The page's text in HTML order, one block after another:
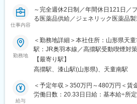
■キャリアパス／評価体制
（1）キャリアパス
可能です。
・昇給1回／最短3年で営業所所長に
・年功序列ではなく、実績と姿勢を見
努力やプロセスもしっかり評価される
（2）半期ごとの評価で、頑張りが収
・評価は半年ごとに実施
仕事内容
～完全週休2日制／年間休日121日／
る医薬品供給／ジェネリック医薬品
■募集背景：
当社は医療に対する貢献を使命として
信頼できる医薬品の供給です。品質
務を行い、その品質を確保していま
し、このたび新たなメンバーを募集し
■職務概要（職務詳細）：
勤務地
＜勤務地詳細＞本社住所：山形県天
駅：JR奥羽本線／高擶駅受動喫煙対
囲：無
【最寄り駅】
高擶駅、漆山駅(山形県)、天童南駅
給与
＜予定年収＞350万円～480万円＜賃
労働日数：20.33日日給：基本給÷所